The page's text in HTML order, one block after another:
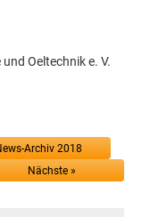
Oeltechnik e. V.
Archiv 2018
Nächste »